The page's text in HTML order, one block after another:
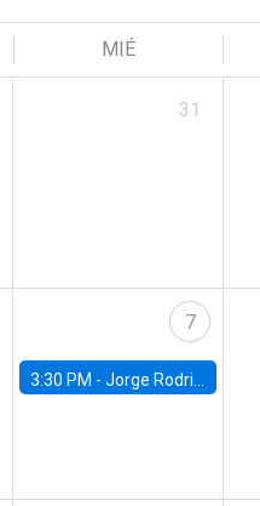
MIÉ
31
7
3:30 PM -Jorge Rodriguez, Universidad de Los Andes